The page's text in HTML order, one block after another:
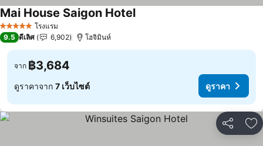
5 ดาว โรงแรม
Mai House Saigon Hotelดูราคา
9.5 ดีเลิศ 6,902 โฮจิมินห์
จาก ฿3,684
ดูราคาจาก 7 เว็บไซต์ ดูราคา
แชร์ เ